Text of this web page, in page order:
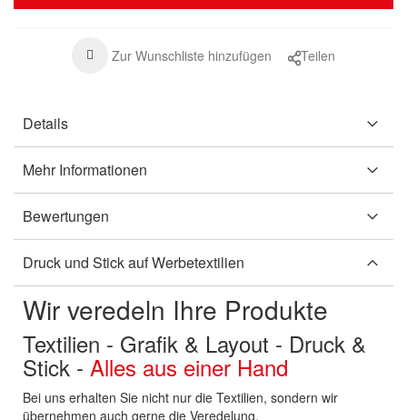
Zur Wunschliste hinzufügen Teilen
Details
Mehr Informationen
Bewertungen
Druck und Stick auf Werbetextilien
Wir veredeln Ihre Produkte
Textilien - Grafik & Layout - Druck &
Stick - Alles aus einer Hand
Bei uns erhalten Sie nicht nur die Textilien, sondern wir
übernehmen auch gerne die Veredelung.